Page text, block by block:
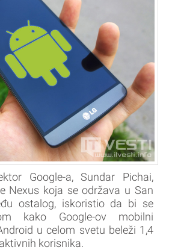
Google-a, Sundar Pichai,
Nexus koja se održava u San
ostalog, iskoristio da bi se
kako Google-ov mobilni
u celom svetu beleži 1,4
korisnika.